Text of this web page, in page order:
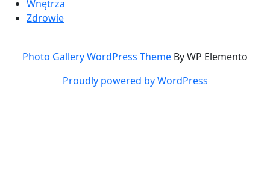
Wnętrza
Zdrowie
Photo Gallery WordPress Theme By WP Elemento
Proudly powered by WordPress